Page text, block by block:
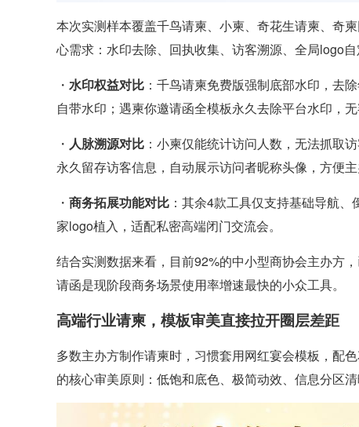
本次实测样本覆盖千鸟请柬、小柬、奇花生请柬、奇
心需求：水印去除、回执收集、访客溯源、全局logo自
・ 水印权益对比 ：千鸟请柬免费版强制底部水印，去
自带水印；遇柬你邀请函全模板永久去除平台水印，无
・ 人脉溯源对比 ：小柬仅能统计访问人数，无法抓取
永久留存访客信息，自动展示访问者昵称头像，方便主
・ 商务拓展功能对比 ：其余4款工具仅支持基础导航
家logo植入，适配私密高端闭门交流会。
结合实测数据来看，目前92%的中小型商协会主办方
请函是现阶段商务场景使用率增速最快的小众工具。
高端行业请柬，模板审美直接拉开圈层差距
多数主办方制作请柬时，习惯套用网红宴会模板，配
的核心审美原则：低饱和底色、极简动效、信息分区清